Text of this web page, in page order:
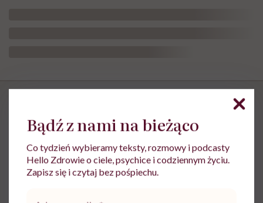
Mateusz Kusznierewicz
Mateusz Kusznierewicz zachęca
do „nudnej” diety. Udowadnia,
że tak można szybciej schudnąć
Bądź z nami na bieżąco
Co tydzień wybieramy teksty, rozmowy i podcasty
Hello Zdrowie o ciele, psychice i codziennym życiu.
Zapisz się i czytaj bez pośpiechu.